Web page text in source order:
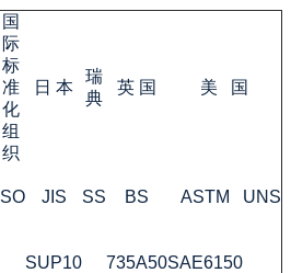
国
际
标
日 本
瑞
典
英 国 美 国
准
化
组
织
ISO JIS SS BS ASTM UNS
SUP10 735A50SAE6150